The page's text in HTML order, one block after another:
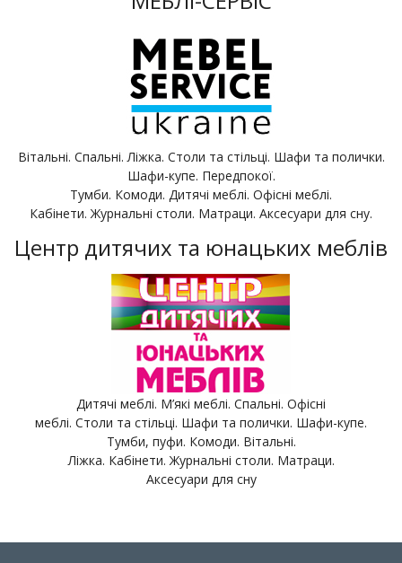
Вітальні. Спальні. Ліжка. Столи та стільці. Шафи та полички.
Шафи-купе. Передпокої.
Тумби. Комоди. Дитячі меблі. Офісні меблі.
Кабінети. Журнальні столи. Матраци. Аксесуари для сну.
Центр дитячих та юнацьких меблів
Дитячі меблі. М’які меблі. Спальні. Офісні
меблі. Столи та стільці. Шафи та полички. Шафи-купе.
Тумби, пуфи. Комоди. Вітальні.
Ліжка. Кабінети. Журнальні столи. Матраци.
Аксесуари для сну